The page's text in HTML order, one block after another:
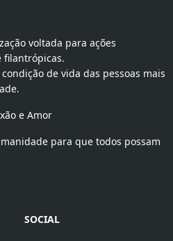
voltada para ações
filantrópicas.
de vida das pessoas mais
e Amor
para que todos possam
SOCIAL